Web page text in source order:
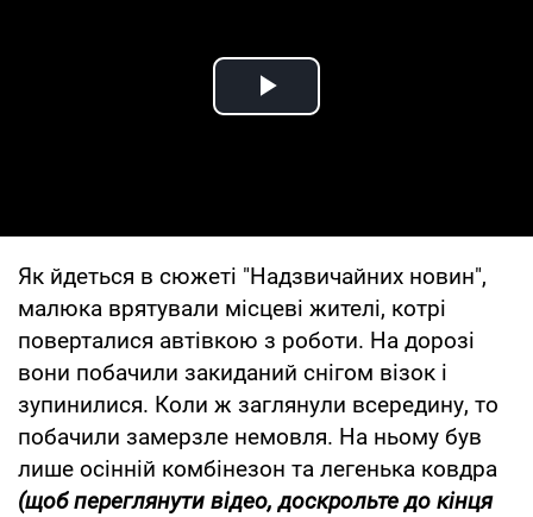
Play Video
Як йдеться в сюжеті "Надзвичайних новин",
малюка врятували місцеві жителі, котрі
поверталися автівкою з роботи. На дорозі
вони побачили закиданий снігом візок і
зупинилися. Коли ж заглянули всередину, то
побачили замерзле немовля. На ньому був
лише осінній комбінезон та легенька ковдра
(щоб переглянути відео, доскрольте до кінця